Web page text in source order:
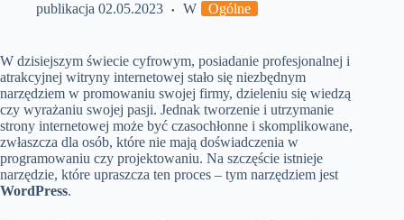
publikacja 02.05.2023 W Ogólne
W dzisiejszym świecie cyfrowym, posiadanie profesjonalnej i
atrakcyjnej witryny internetowej stało się niezbędnym
narzędziem w promowaniu swojej firmy, dzieleniu się wiedzą
czy wyrażaniu swojej pasji. Jednak tworzenie i utrzymanie
strony internetowej może być czasochłonne i skomplikowane,
zwłaszcza dla osób, które nie mają doświadczenia w
programowaniu czy projektowaniu. Na szczęście istnieje
narzędzie, które upraszcza ten proces – tym narzędziem jest
WordPress.